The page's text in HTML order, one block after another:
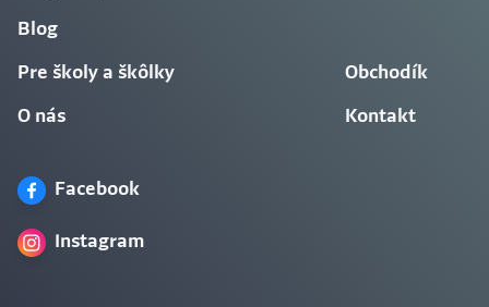
Blog
Pre školy a škôlky
O nás
Obchodík
Kontakt
Facebook
Instagram